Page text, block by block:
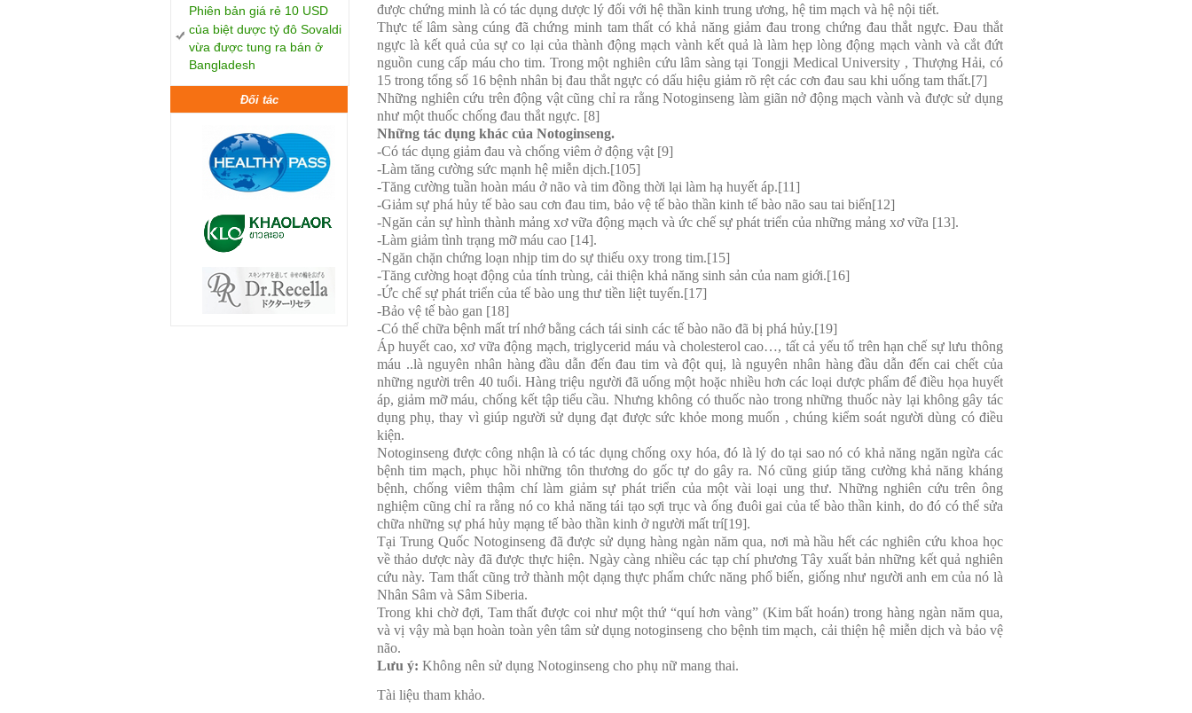
Phiên bản giá rẻ 10 USD
của biệt dược tỷ đô Sovaldi
vừa được tung ra bán ở
Bangladesh
Đối tác
được chứng minh là có tác dụng dược lý đối với hệ thần kinh trung ương, hệ tim mạch và hệ nội tiết.
Thực tế lâm sàng cúng đã chứng minh tam thất có khả năng giảm đau trong chứng đau thắt ngực. Đau thắt
ngực là kết quả của sự co lại của thành động mạch vành kết quả là làm hẹp lòng động mạch vành và cắt đứt
nguồn cung cấp máu cho tim. Trong một nghiên cứu lâm sàng tại Tongji Medical University , Thượng Hải, có
15 trong tổng số 16 bệnh nhân bị đau thắt ngực có dấu hiệu giảm rõ rệt các cơn đau sau khi uống tam thất.[7]
Những nghiên cứu trên động vật cũng chỉ ra rằng Notoginseng làm giãn nở động mạch vành và được sử dụng
như một thuốc chống đau thắt ngực. [8]
Những tác dụng khác của Notoginseng.
-Có tác dụng giảm đau và chống viêm ở động vật [9]
-Làm tăng cường sức mạnh hệ miễn dịch.[105]
-Tăng cường tuần hoàn máu ở não và tim đồng thời lại làm hạ huyết áp.[11]
-Giảm sự phá hủy tế bào sau cơn đau tim, bảo vệ tế bào thần kinh tế bào não sau tai biến[12]
-Ngăn cản sự hình thành mảng xơ vữa động mạch và ức chế sự phát triển của những mảng xơ vữa [13].
-Làm giảm tình trạng mỡ máu cao [14].
-Ngăn chặn chứng loạn nhịp tim do sự thiếu oxy trong tim.[15]
-Tăng cường hoạt động của tính trùng, cải thiện khả năng sinh sản của nam giới.[16]
-Ức chế sự phát triển của tế bào ung thư tiền liệt tuyến.[17]
-Bảo vệ tế bào gan [18]
-Có thể chữa bệnh mất trí nhớ bằng cách tái sinh các tế bào não đã bị phá hủy.[19]
Áp huyết cao, xơ vữa động mạch, triglycerid máu và cholesterol cao…, tất cả yếu tố trên hạn chế sự lưu thông
máu ..là nguyên nhân hàng đầu dẫn đến đau tim và đột quị, là nguyên nhân hàng đầu dẫn đến cai chết của
những người trên 40 tuổi. Hàng triệu người đã uống một hoặc nhiều hơn các loại dược phẩm để điều họa huyết
áp, giảm mỡ máu, chống kết tập tiểu cầu. Nhưng không có thuốc nào trong những thuốc này lại không gây tác
dụng phụ, thay vì giúp người sử dụng đạt được sức khỏe mong muốn , chúng kiểm soát người dùng có điều
kiện.
Notoginseng được công nhận là có tác dụng chống oxy hóa, đó là lý do tại sao nó có khả năng ngăn ngừa các
bệnh tim mạch, phục hồi những tôn thương do gốc tự do gây ra. Nó cũng giúp tăng cường khả năng kháng
bệnh, chống viêm thậm chí làm giảm sự phát triển của một vài loại ung thư. Những nghiên cứu trên ông
nghiệm cũng chỉ ra rằng nó co khả năng tái tạo sợi trục và ống đuôi gai của tế bào thần kinh, do đó có thể sửa
chữa những sự phá hủy mạng tế bào thần kinh ở người mất trí[19].
Tại Trung Quốc Notoginseng đã được sử dụng hàng ngàn năm qua, nơi mà hầu hết các nghiên cứu khoa học
về thảo dược này đã được thực hiện. Ngày càng nhiều các tạp chí phương Tây xuất bản những kết quả nghiên
cứu này. Tam thất cũng trở thành một dạng thực phẩm chức năng phổ biến, giống như người anh em của nó là
Nhân Sâm và Sâm Siberia.
Trong khi chờ đợi, Tam thất được coi như một thứ “quí hơn vàng” (Kim bất hoán) trong hàng ngàn năm qua,
và vị vậy mà bạn hoàn toàn yên tâm sử dụng notoginseng cho bệnh tim mạch, cải thiện hệ miễn dịch và bảo vệ
não.
Lưu ý: Không nên sử dụng Notoginseng cho phụ nữ mang thai.
Tài liệu tham khảo.